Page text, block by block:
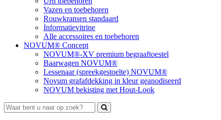
Vazen en toebehoren
Rouwkransen standaard
Informatievitrine
Alle accessoires en toebehoren
NOVUM® Concept
NOVUM®-XV premium begraaftoestel
Baarwagen NOVUM®
Lessenaar (spreekgestoelte) NOVUM®
Novum grafafdekking in kleur geanodiseerd
NOVUM bekisting met Hout-Look